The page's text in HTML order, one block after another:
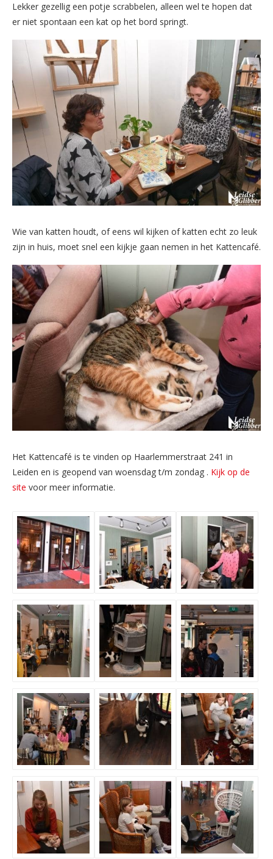
Lekker gezellig een potje scrabbelen, alleen wel te hopen dat
er niet spontaan een kat op het bord springt.
Wie van katten houdt, of eens wil kijken of katten echt zo leuk
zijn in huis, moet snel een kijkje gaan nemen in het Kattencafé.
Het Kattencafé is te vinden op Haarlemmerstraat 241 in
Leiden en is geopend van woensdag t/m zondag . Kijk op de
site voor meer informatie.